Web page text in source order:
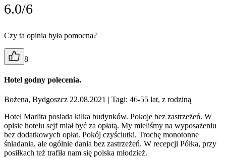
6.0/6
Czy ta opinia była pomocna?
8
Hotel godny polecenia.
Bożena, Bydgoszcz 22.08.2021 | Tagi: 46-55 lat, z rodziną
Hotel Marlita posiada kilka budynków. Pokoje bez zastrzeżeń. W
opisie hotelu sejf miał być za opłatą. My mieliśmy na wyposażeniu
bez dodatkowych opłat. Pokój czyściutki. Trochę monotonne
śniadania, ale ogólnie dania bez zastrzeżeń. W recepcji Półka, przy
posiłkach też trafiła nam się polska młodzież.